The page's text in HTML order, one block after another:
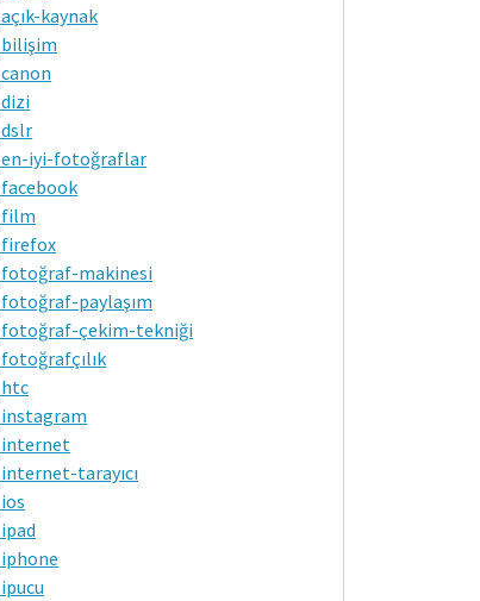
açık-kaynak
bilişim
canon
dizi
dslr
en-iyi-fotoğraflar
facebook
film
firefox
fotoğraf-makinesi
fotoğraf-paylaşım
fotoğraf-çekim-tekniği
fotoğrafçılık
htc
instagram
internet
internet-tarayıcı
ios
ipad
iphone
ipucu